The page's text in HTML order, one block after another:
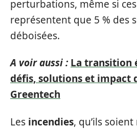
perturbations, même si
représentent que 5 % des
déboisées.
A voir aussi : La transition
défis, solutions et impact
Greentech
Les incendies, qu’ils